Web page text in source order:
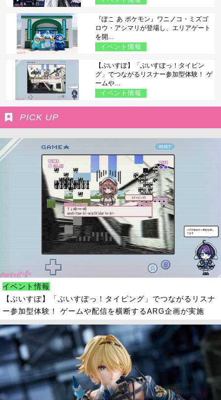
『ぽこ あ ポケモン』ワニノコ・ミズゴ
ロウ・アシマリが登場し、エリアゲート
を開...
イベント情報
【ぶいすぽ】「ぶいすぽっ！タイピン
グ」でつながるリスナー参加型体験！ ゲ
ームや...
イベント情報
PICK UP
イベント情報
【ぶいすぽ】「ぶいすぽっ！タイピング」でつながるリスナ
ー参加型体験！ ゲームや配信を横断するARG企画が実施